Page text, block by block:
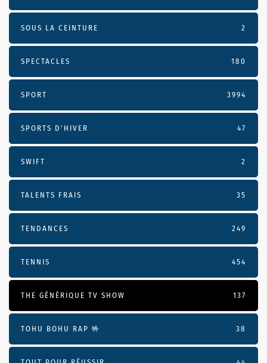
SOUS LA CEINTURE 2
SPECTACLES 180
SPORT 3994
SPORTS D'HIVER 47
SWIFT 2
TALENTS FRAIS 35
TENDANCES 249
TENNIS 454
THE GÉNÉRIQUE TV SHOW 137
TOHU BOHU RAP 🤟 38